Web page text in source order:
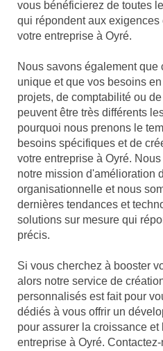
vous bénéficierez de toutes
qui répondent aux
votre entreprise à Oyré.
Nous savons également que
unique et que vos besoins
projets, de comptabilité ou
peuvent être très différents
pourquoi nous prenons le
besoins spécifiques et de
votre entreprise à Oyré.
notre mission d'amélioration
organisationnelle et nous
dernières tendances et
solutions sur mesure qui
précis.
Si vous cherchez à booster
alors notre service de
personnalisés est fait pour
dédiés à vous offrir un
pour assurer la croissance et
entreprise à Oyré.